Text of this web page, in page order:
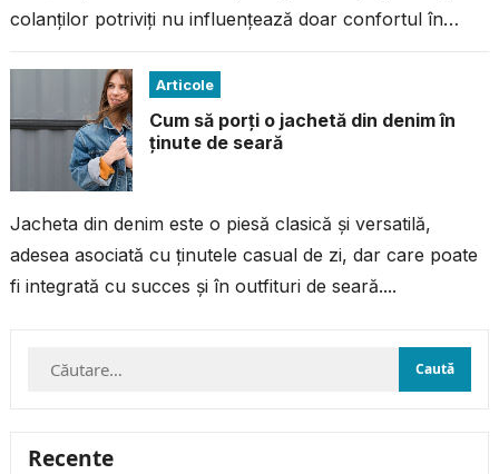
colanților potriviți nu influențează doar confortul în
Articole
Cum să porți o jachetă din denim în
ținute de seară
Jacheta din denim este o piesă clasică și versatilă,
adesea asociată cu ținutele casual de zi, dar care poate
fi integrată cu succes și în outfituri de seară....
Caută
Recente